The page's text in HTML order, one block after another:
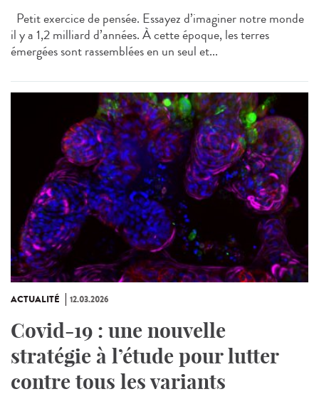
Petit exercice de pensée. Essayez d’imaginer notre monde
il y a 1,2 milliard d’années. À cette époque, les terres
émergées sont rassemblées en un seul et...
ACTUALITÉ 12.03.2026
Covid-19 : une nouvelle
stratégie à l’étude pour lutter
contre tous les variants